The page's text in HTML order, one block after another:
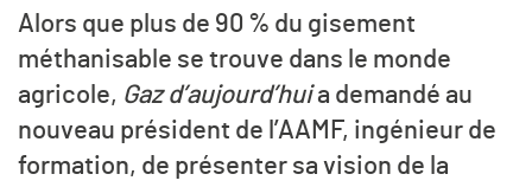
Alors que plus de 90 % du gisement
méthanisable se trouve dans le monde
agricole, Gaz d’aujourd’huia demandé au
nouveau président de l’AAMF, ingénieur de
formation, de présenter sa vision de la